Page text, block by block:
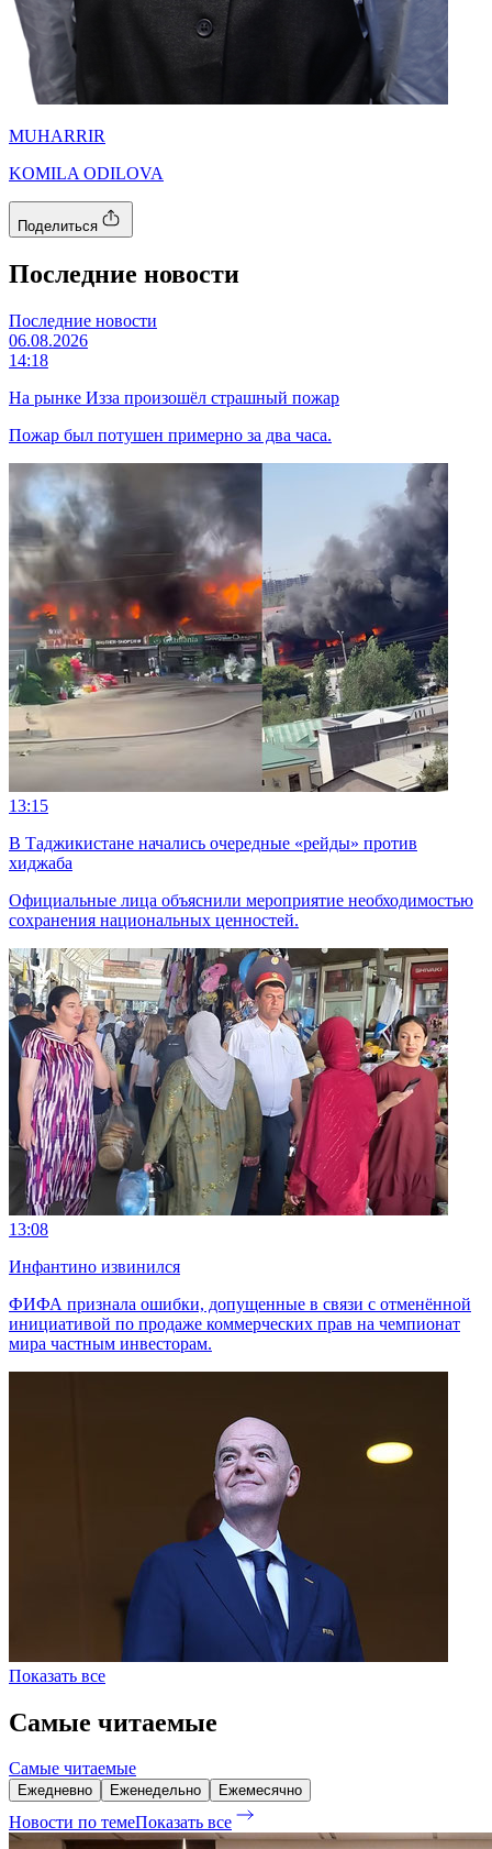
MUHARRIR
KOMILA ODILOVA
Поделиться
Последние новости
Последние новости
06.08.2026
14:18
На рынке Изза произошёл страшный пожар
Пожар был потушен примерно за два часа.
13:15
В Таджикистане начались очередные «рейды» против
хиджаба
Официальные лица объяснили мероприятие необходимостью
сохранения национальных ценностей.
13:08
Инфантино извинился
ФИФА признала ошибки, допущенные в связи с отменённой
инициативой по продаже коммерческих прав на чемпионат
мира частным инвесторам.
Показать все
Самые читаемые
Самые читаемые
Ежедневно Еженедельно Ежемесячно
Новости по темеПоказать все